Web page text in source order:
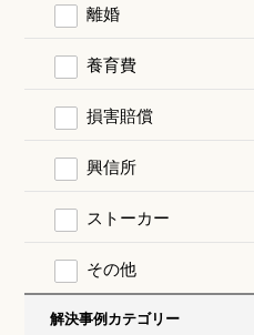
離婚
養育費
損害賠償
興信所
ストーカー
その他
解決事例カテゴリー